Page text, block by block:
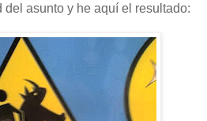
asunto y he aquí el resultado: